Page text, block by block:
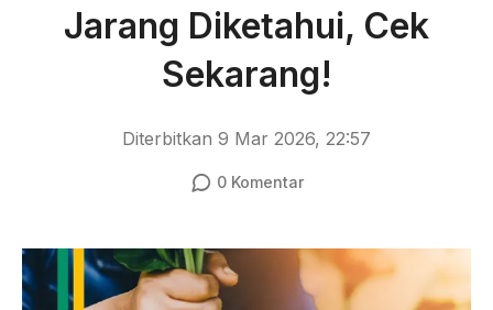
Jarang Diketahui, Cek
Sekarang!
Diterbitkan 9 Mar 2026, 22:57
0Komentar